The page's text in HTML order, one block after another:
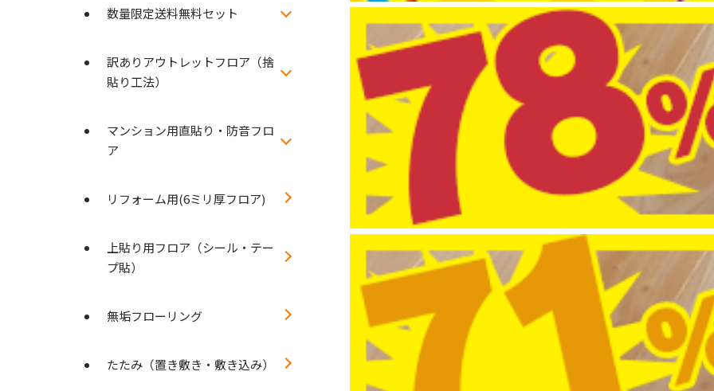
数量限定送料無料セット
訳ありアウトレットフロア（捨
貼り工法）
マンション用直貼り・防音フロ
ア
リフォーム用(6ミリ厚フロア)
上貼り用フロア（シール・テー
プ貼）
無垢フローリング
たたみ（置き敷き・敷き込み）